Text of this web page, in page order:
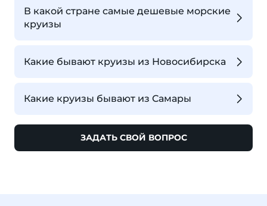
В какой стране самые дешевые морские
круизы
Какие бывают круизы из Новосибирска
Какие круизы бывают из Самары
ЗАДАТЬ СВОЙ ВОПРОС